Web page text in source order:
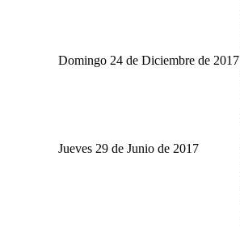
Domingo 24 de Diciembre de 2017
Jueves 29 de Junio de 2017